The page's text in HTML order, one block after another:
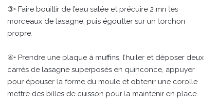
③• Faire bouillir de l’eau salée et précuire 2 mn les
morceaux de lasagne, puis égoutter sur un torchon
propre.
④• Prendre une plaque à muffins, l’huiler et déposer deux
carrés de lasagne superposés en quinconce, appuyer
pour épouser la forme du moule et obtenir une corolle
mettre des billes de cuisson pour la maintenir en place.